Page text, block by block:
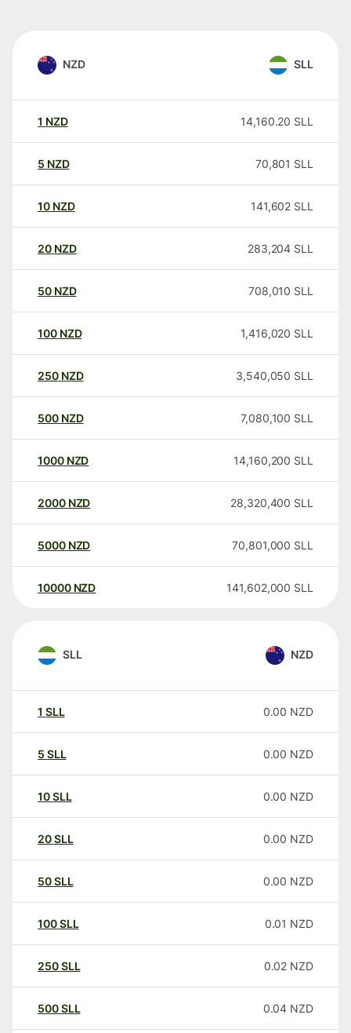
NZD SLL
1 NZD 14,160.20 SLL
5 NZD 70,801 SLL
10 NZD 141,602 SLL
20 NZD 283,204 SLL
50 NZD 708,010 SLL
100 NZD 1,416,020 SLL
250 NZD 3,540,050 SLL
500 NZD 7,080,100 SLL
1000 NZD 14,160,200 SLL
2000 NZD 28,320,400 SLL
5000 NZD 70,801,000 SLL
10000 NZD 141,602,000 SLL
SLL NZD
1 SLL 0.00 NZD
5 SLL 0.00 NZD
10SLL 0.00 NZD
20SLL 0.00 NZD
50SLL 0.00 NZD
100SLL 0.01 NZD
250SLL 0.02 NZD
500SLL 0.04 NZD